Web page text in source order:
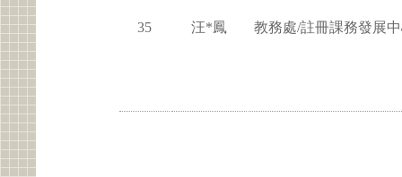
35 汪*鳳 教務處/註冊課務發展